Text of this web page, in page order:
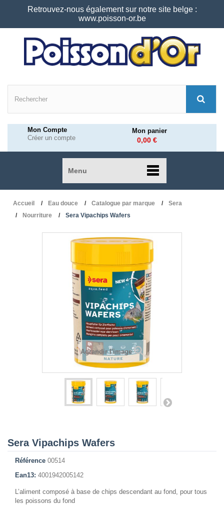
Retrouvez-nous également sur notre site belge :
www.poisson-or.be
Mon Compte
Créer un compte
Mon panier
0,00 €
Menu
Accueil Eau douce Catalogue par marque
Sera
Nourriture
Sera Vipachips Wafers
Agrandir l'image
Sera Vipachips Wafers
Référence 00514
Ean13: 4001942005142
L’aliment composé à base de chips descendant au fond, pour tous
les poissons du fond